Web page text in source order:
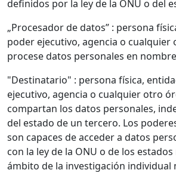
definidos por la ley de la ONU o del
„Procesador de datos” : persona
poder ejecutivo, agencia o
procese datos personales en
"Destinatario" : persona física,
ejecutivo, agencia o cualquier otro
compartan los datos personales,
del estado de un tercero. Los
son capaces de acceder a datos
con la ley de la ONU o de los
ámbito de la investigación individual